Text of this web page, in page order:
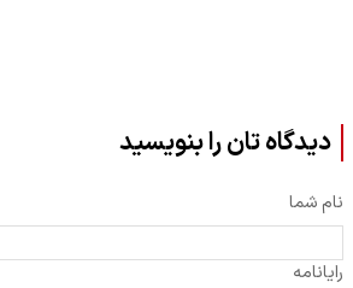
دیدگاه تان را بنویسید
نام شما
رایانامه